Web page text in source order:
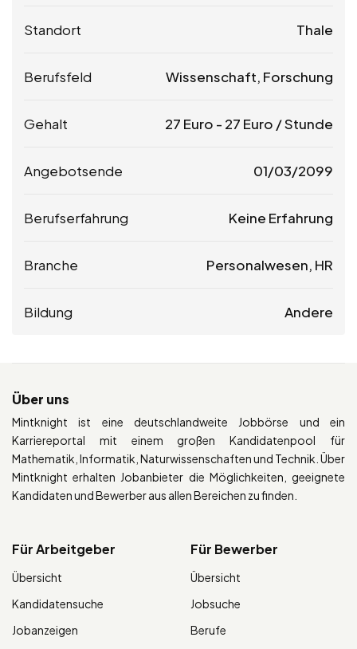
Standort Thale
Berufsfeld Wissenschaft, Forschung
Gehalt 27 Euro - 27 Euro / Stunde
Angebotsende 01/03/2099
Berufserfahrung Keine Erfahrung
Branche Personalwesen, HR
Bildung Andere
Über uns
Mintknight ist eine deutschlandweite Jobbörse und ein
Karriereportal mit einem großen Kandidatenpool für
Mathematik, Informatik, Naturwissenschaften und Technik. Über
Mintknight erhalten Jobanbieter die Möglichkeiten, geeignete
Kandidaten und Bewerber aus allen Bereichen zu finden.
Für Arbeitgeber
Übersicht
Kandidatensuche
Jobanzeigen
Für Bewerber
Übersicht
Jobsuche
Berufe